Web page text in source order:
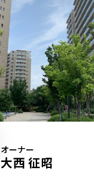
オーナー
大西 征昭